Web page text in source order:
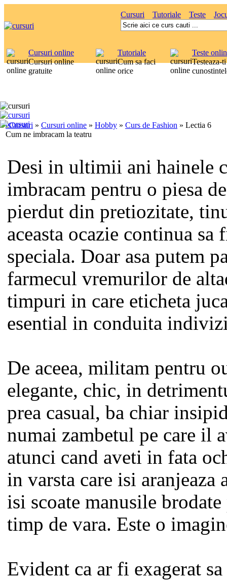
Cursuri Tutoriale Teste
Cursuri online
Cursuri online
gratuite
Tutoriale
Cum sa faci
orice
Teste
Testeaza-ti
eCursuri » Cursuri online » Hobby » Curs de Fashion » Lectia 6
Cum ne imbracam la teatru
Desi in ultimii ani hainele
imbracam pentru o piesa
pierdut din pretiozitate,
aceasta ocazie continua sa
speciala. Doar asa putem
farmecul vremurilor de
timpuri in care eticheta
esential in conduita
De aceea, militam pentru
elegante, chic, in
prea casual, ba chiar
numai zambetul pe care il
atunci cand aveti in fata
in varsta care isi aranjeaza
isi scoate manusile
timp de vara. Este o
Evident ca ar fi exagerat